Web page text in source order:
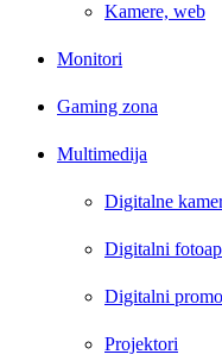
Kamere, web
Monitori
Gaming zona
Multimedija
Digitalne
Digitalni
Digitalni
Projektori